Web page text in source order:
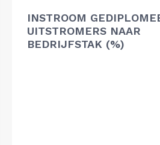
INSTROOM
UITSTROMERS NAAR
BEDRIJFSTAK (%)